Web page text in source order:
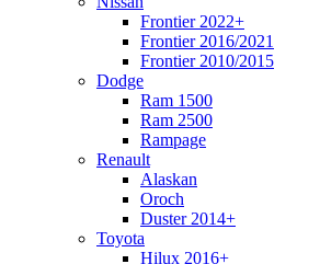
Frontier 2022+
Frontier 2016/2021
Frontier 2010/2015
Dodge
Ram 1500
Ram 2500
Rampage
Renault
Alaskan
Oroch
Duster 2014+
Toyota
Hilux 2016+